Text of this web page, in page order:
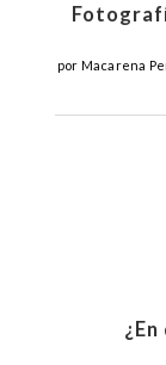
por Macarena